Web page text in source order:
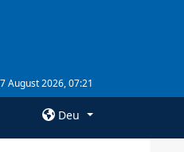
August 2026, 07:21
Deu